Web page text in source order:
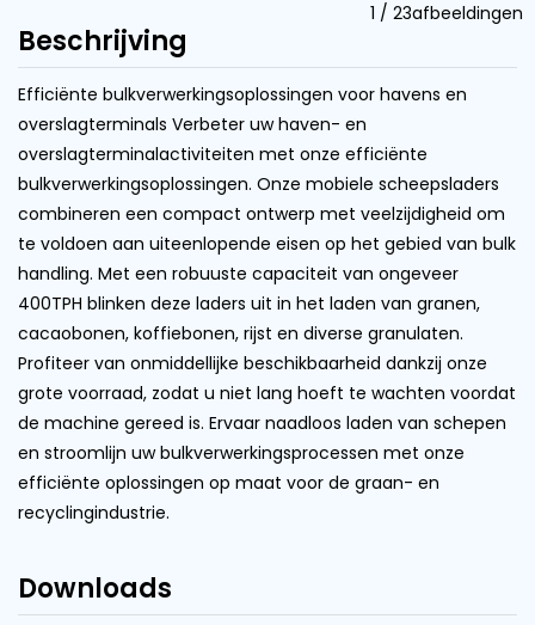
1 / 23afbeeldingen
Beschrijving
Efficiënte bulkverwerkingsoplossingen voor havens en
overslagterminals Verbeter uw haven- en
overslagterminalactiviteiten met onze efficiënte
bulkverwerkingsoplossingen. Onze mobiele scheepsladers
combineren een compact ontwerp met veelzijdigheid om
te voldoen aan uiteenlopende eisen op het gebied van bulk
handling. Met een robuuste capaciteit van ongeveer
400TPH blinken deze laders uit in het laden van granen,
cacaobonen, koffiebonen, rijst en diverse granulaten.
Profiteer van onmiddellijke beschikbaarheid dankzij onze
grote voorraad, zodat u niet lang hoeft te wachten voordat
de machine gereed is. Ervaar naadloos laden van schepen
en stroomlijn uw bulkverwerkingsprocessen met onze
efficiënte oplossingen op maat voor de graan- en
recyclingindustrie.
Downloads